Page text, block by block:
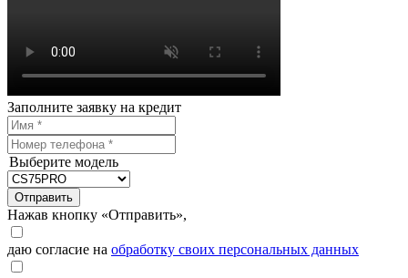
Заполните заявку на кредит
Выберите модель
Отправить
Нажав кнопку «Отправить»,
даю согласие на обработку своих персональных данных